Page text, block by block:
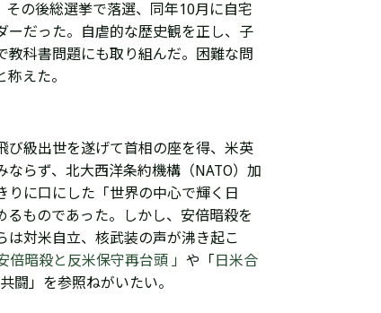
の後総選挙で落選、同年10月に自宅
ーだった。自虐的な歴史観を正し、子
科書問題にも取り組んだ。困難な問
えた。
級出世を遂げて首相の座を得、 米英
らず、北大西洋条約機構（NATO）加
りに口にした「世界の中心で輝く日
ものであった。しかし、安倍暗殺を
は対米自立、核武装の声が沸き起こ
暗殺と反米保守再台頭 」 や「日米合
闘」を参照ねがいたい。